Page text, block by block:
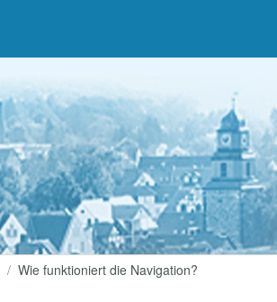
Wie funktioniert die Navigation?